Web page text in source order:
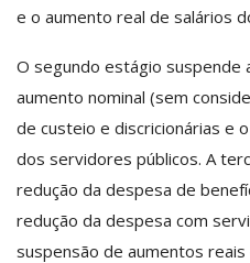
e o aumento real de salários
O segundo estágio suspende
aumento nominal (sem
de custeio e discricionárias e
dos servidores públicos. A
redução da despesa de
redução da despesa com
suspensão de aumentos reais